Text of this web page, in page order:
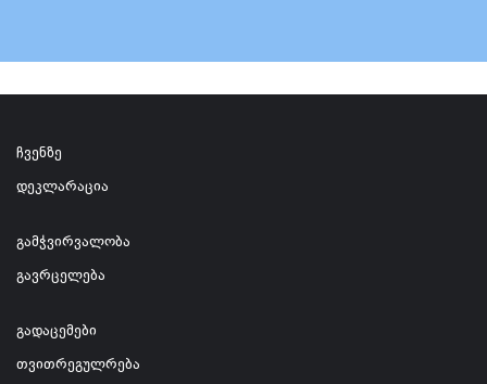
ჩვენზე
დეკლარაცია
გამჭვირვალობა
გავრცელება
გადაცემები
თვითრეგულრება